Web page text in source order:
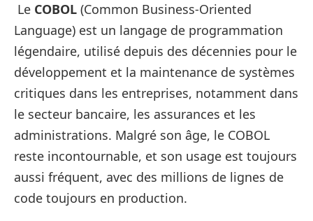
Le COBOL (Common Business-Oriented
Language) est un langage de programmation
légendaire, utilisé depuis des décennies pour le
développement et la maintenance de systèmes
critiques dans les entreprises, notamment dans
le secteur bancaire, les assurances et les
administrations. Malgré son âge, le COBOL
reste incontournable, et son usage est toujours
aussi fréquent, avec des millions de lignes de
code toujours en production.